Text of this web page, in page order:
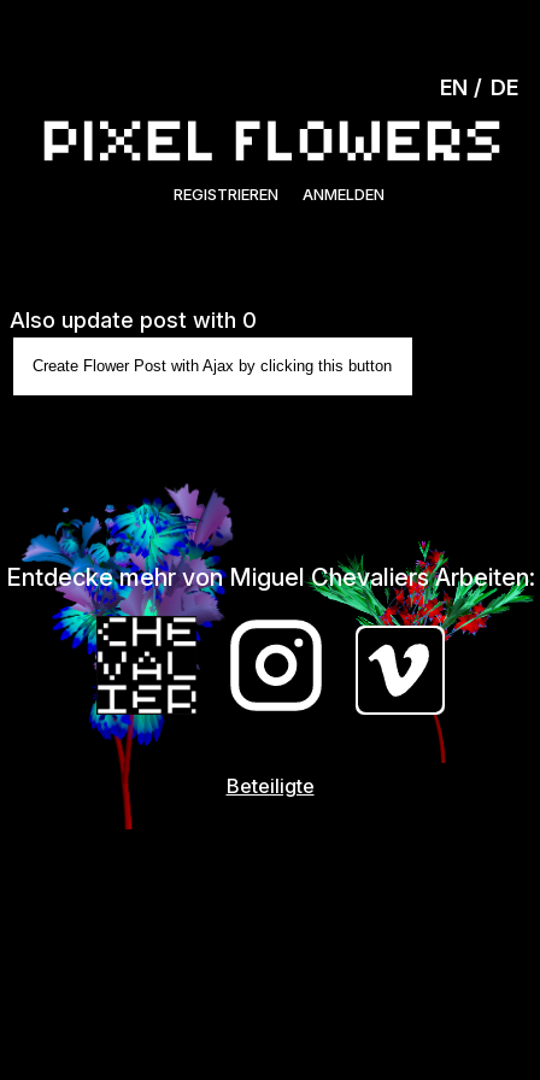
REGISTRIEREN ANMELDEN
EN DE
Also update post with 0
Create Flower Post with Ajax by clicking this button
Entdecke mehr von Miguel Chevaliers Arbeiten:
Beteiligte